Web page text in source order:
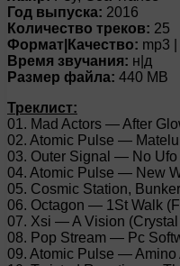
Год выпуска: 2016
Количество треков: 25
Формат|Качество: mp3
Время звучания: н|д
Размер файла: 440 MB
Треклист:
01. Mad Actors — After
02. Atomic Pulse —
03. Outer Signal — No Ufo
04. Atomic Pulse — New
05. Cosmic Station,
06. Octagon — 1St Walk
07. Xsi — A Vision
08. Pop Stream — Pc
09. Atomic Pulse — Amino